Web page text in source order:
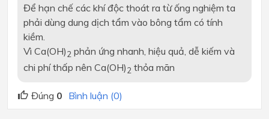
Để hạn chế các khí độc thoát ra từ ống nghiệm ta
phải dùng dung dịch tẩm vào bông tẩm có tính
kiềm.
Vì Ca(OH)2 phản ứng nhanh, hiệu quả, dễ kiếm và
chi phí thấp nên Ca(OH)2 thỏa mãn
Đúng 0 Bình luận (0)